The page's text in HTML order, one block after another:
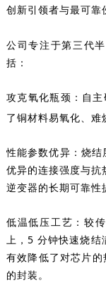
创新引领者与最可
公司专注于第三代
括：
攻克氧化瓶颈：自
了铜材料易氧化、
性能参数优异：烧
优异的连接强度与
逆变器的长期可靠性
低温低压工艺：较
上，5 分钟快速烧结
有效降低了对芯片
的封装。